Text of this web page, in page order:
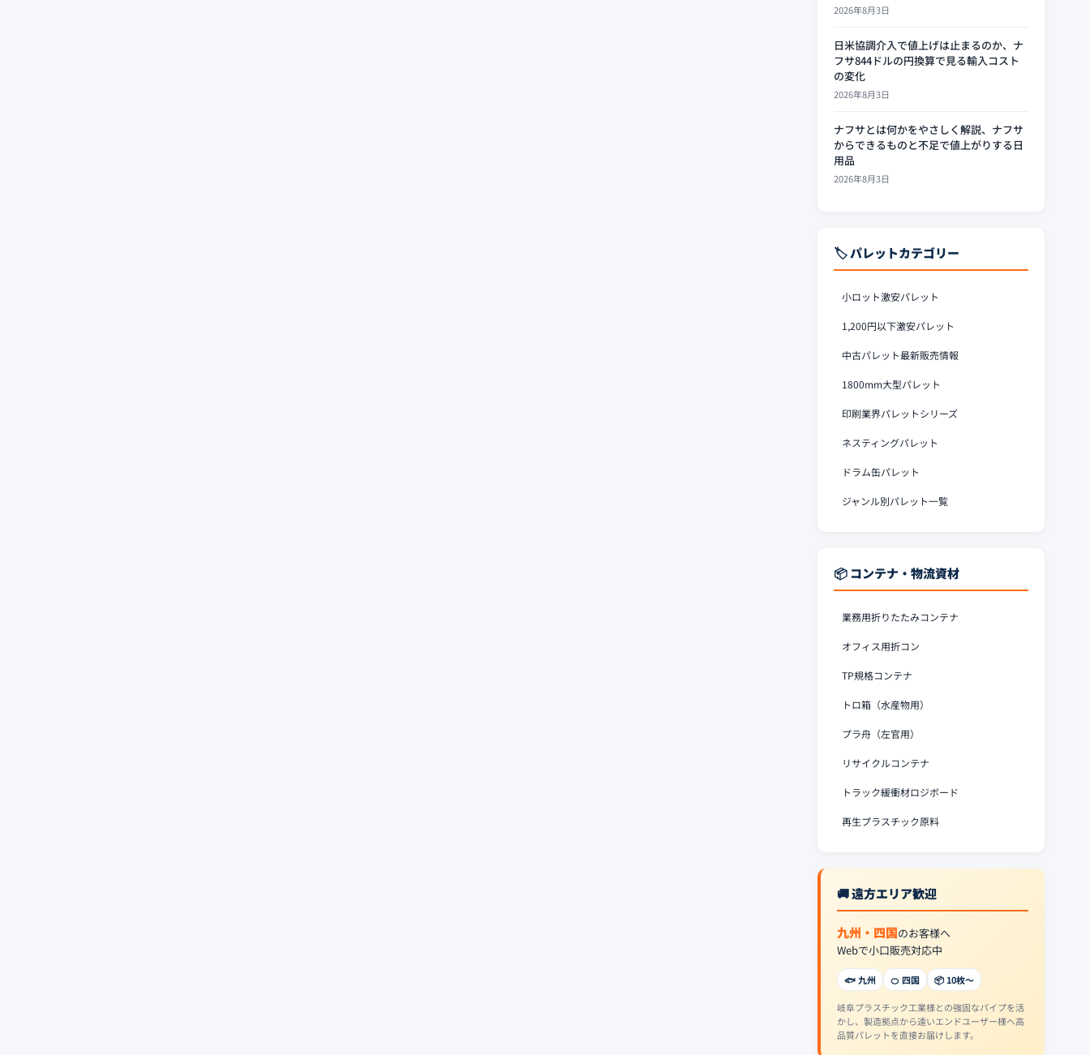
2026年8月3日
日米協調介入で値上げは止まるのか、ナ
フサ844ドルの円換算で見る輸入コスト
の変化
2026年8月3日
ナフサとは何かをやさしく解説、ナフサ
からできるものと不足で値上がりする日
用品
2026年8月3日
🏷️ パレットカテゴリー
小ロット激安パレット
1,200円以下激安パレット
中古パレット最新販売情報
1800mm大型パレット
印刷業界パレットシリーズ
ネスティングパレット
ドラム缶パレット
ジャンル別パレット一覧
📦 コンテナ・物流資材
業務用折りたたみコンテナ
オフィス用折コン
TP規格コンテナ
トロ箱（水産物用）
プラ舟（左官用）
リサイクルコンテナ
トラック緩衝材ロジボード
再生プラスチック原料
🚚 遠方エリア歓迎
九州・四国のお客様へ
Webで小口販売対応中
🐟 九州 🍊 四国 📦 10枚〜
岐阜プラスチック工業様との強固なパイプを活
かし、製造拠点から遠いエンドユーザー様へ高
品質パレットを直接お届けします。